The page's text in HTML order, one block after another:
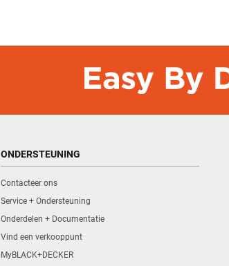
ONDERSTEUNING
Contacteer ons
Service + Ondersteuning
Onderdelen + Documentatie
Vind een verkooppunt
MyBLACK+DECKER